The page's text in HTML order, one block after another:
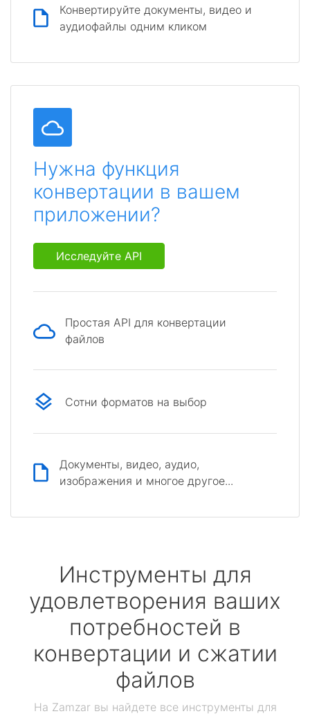
Конвертируйте документы, видео и
аудиофайлы одним кликом
Нужна функция
конвертации в вашем
приложении?
Исследуйте API
Простая API для конвертации
файлов
Сотни форматов на выбор
Документы, видео, аудио,
изображения и многое другое...
Инструменты для
удовлетворения ваших
потребностей в
конвертации и сжатии
файлов
На Zamzar вы найдете все инструменты для